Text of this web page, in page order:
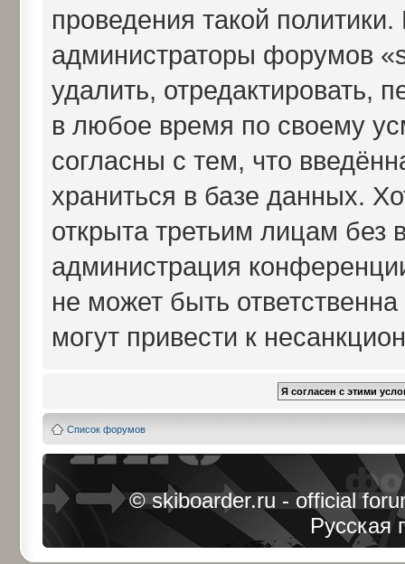
проведения такой
администраторы форумов
удалить, отредактировать,
в любое время по своему
согласны с тем, что
храниться в базе данных.
открыта третьим лицам без
администрация
не может быть
могут привести к
Список форумов
© skiboarder.ru - official
Русская